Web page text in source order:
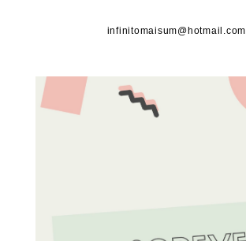
infinitomaisum@hotmail.com